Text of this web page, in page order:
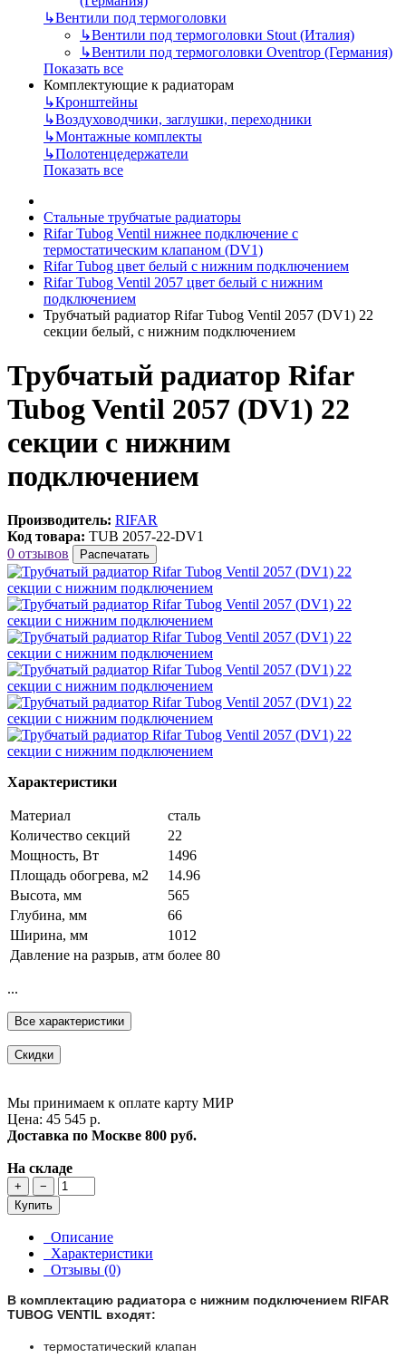
↳Вентили под термоголовки
↳Вентили под термоголовки Stout (Италия)
↳Вентили под термоголовки Oventrop (Германия)
Показать все
Комплектующие к радиаторам
↳Кронштейны
↳Воздуховодчики, заглушки, переходники
↳Монтажные комплекты
↳Полотенцедержатели
Показать все
Стальные трубчатые радиаторы
Rifar Tubog Ventil нижнее подключение с
термостатическим клапаном (DV1)
Rifar Tubog цвет белый с нижним подключением
Rifar Tubog Ventil 2057 цвет белый с нижним
подключением
Трубчатый радиатор Rifar Tubog Ventil 2057 (DV1) 22
секции белый, с нижним подключением
Трубчатый радиатор Rifar
Tubog Ventil 2057 (DV1) 22
секции с нижним
подключением
Производитель: RIFAR
Код товара: TUB 2057-22-DV1
0 отзывов
Распечатать
Характеристики
Материал
сталь
Количество секций
22
Мощность, Вт
1496
Площадь обогрева, м2
14.96
Высота, мм
565
Глубина, мм
66
Ширина, мм
1012
Давление на разрыв, атм более 80
...
Все характеристики
Скидки
Мы принимаем к оплате карту МИР
Цена: 45 545 р.
Доставка по Москве 800 руб.
На складе
+
−
Купить
Описание
Характеристики
Отзывы (0)
В комплектацию радиатора с нижним подключением RIFAR
TUBOG VENTIL входят:
термостатический клапан